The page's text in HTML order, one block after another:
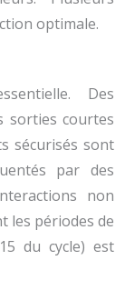
optimale.
Des
sorties courtes
sécurisés sont
par des
non
les périodes de
du cycle) est